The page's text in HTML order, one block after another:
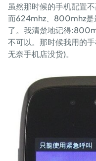
虽然那时候的手机配置
而624mhz、800mhz是
了。我清楚地记得
不可以。那时候我用的
无奈手机店没货)。